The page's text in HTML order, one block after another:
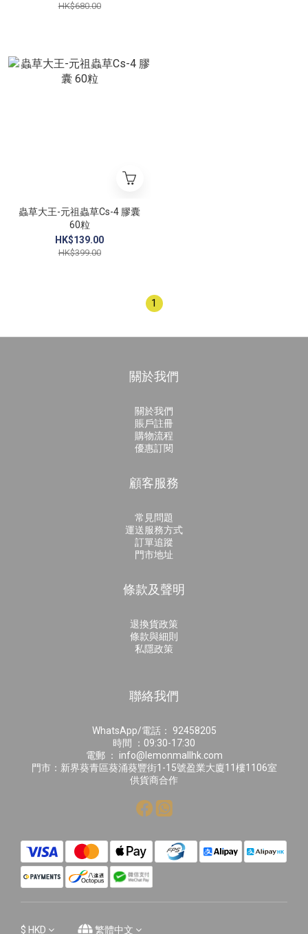
HK$680.00
蟲草大王-元祖蟲草Cs-4 膠囊
60粒
HK$139.00
HK$399.00
1
關於我們
關於我們
賬戶註冊
購物流程
優惠訂閱
顧客服務
常見問題
運送服務方式
訂單追蹤
門市地址
條款及聲明
退換貨政策
條款與細則
私隱政策
聯絡我們
WhatsApp/電話： 92458205
時間 ：09:30-17:30
電郵 ： info@lemonmallhk.com
門市：新界葵青區葵涌葵豐街1-15號盈業大廈11樓1106室
供貨商合作
$ HKD 繁體中文